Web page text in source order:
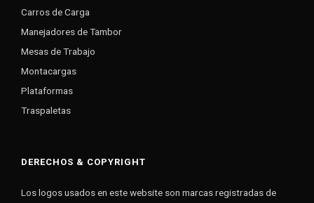
Carros de Carga
Manejadores de Tambor
Mesas de Trabajo
Montacargas
Plataformas
Traspaletas
DERECHOS & COPYRIGHT
Los logos usados en este website son marcas registradas de